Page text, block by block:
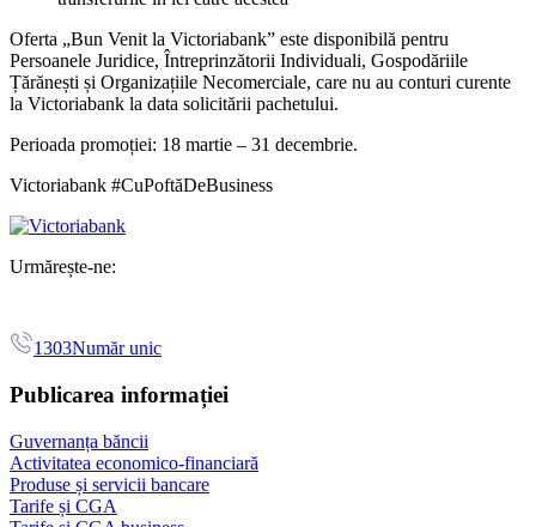
Oferta „Bun Venit la Victoriabank” este disponibilă pentru
Persoanele Juridice, Întreprinzătorii Individuali, Gospodăriile
Țărănești și Organizațiile Necomerciale, care nu au conturi curente
la Victoriabank la data solicitării pachetului.
Perioada promoției: 18 martie – 31 decembrie.
Victoriabank #CuPoftăDeBusiness
Urmărește-ne:
1303Număr unic
Publicarea informației
Guvernanța băncii
Activitatea economico-financiară
Produse și servicii bancare
Tarife și CGA